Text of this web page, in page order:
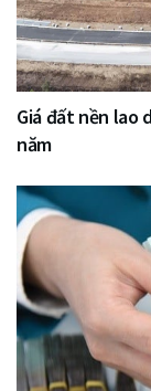
Giá đất nền lao
năm